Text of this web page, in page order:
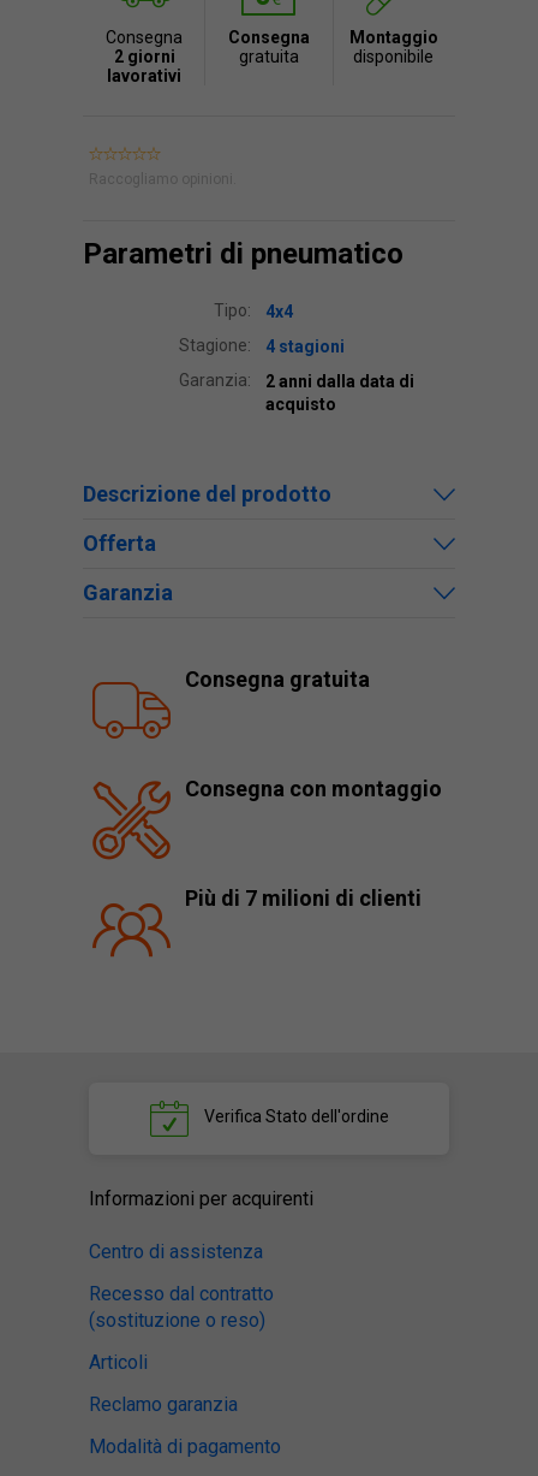
Consegna
2 giorni
lavorativi
Consegna
gratuita
Montaggio
disponibile
Raccogliamo opinioni.
Parametri di pneumatico
Tipo:
4x4
Stagione:
4 stagioni
Garanzia:
2 anni dalla data di
acquisto
Descrizione del prodotto
Offerta
Garanzia
Consegna gratuita
Consegna con montaggio
Più di 7 milioni di clienti
Verifica Stato dell'ordine
Informazioni per acquirenti
Centro di assistenza
Recesso dal contratto
(sostituzione o reso)
Articoli
Reclamo garanzia
Modalità di pagamento